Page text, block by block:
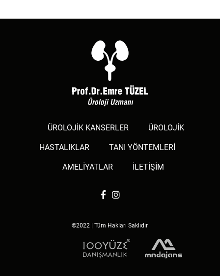
ÜROLOJİK KANSERLER ÜROLOJİK
HASTALIKLAR TANI YÖNTEMLERİ
AMELİYATLAR İLETİŞİM
©2022 | Tüm Hakları Saklıdır